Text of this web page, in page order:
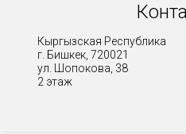
Кыргызская Республика
г. Бишкек, 720021
ул. Шопокова, 38
2 этаж